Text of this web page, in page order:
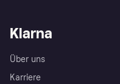
Klarna
Über uns
Karriere